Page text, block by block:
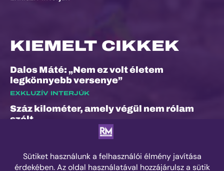
KIEMELT CIKKEK
Dalos Máté: „Nem ez volt életem
legkönnyebb versenye”
EXKLUZÍV INTERJÚK
Száz kilométer, amely végül nem rólam
szólt
fájdalom és a szenvedés nem rossz dolog”